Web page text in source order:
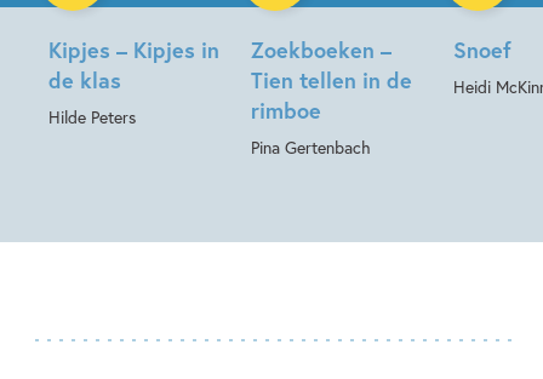
Kipjes – Kipjes in
de klas
Hilde Peters
Zoekboeken –
Tien tellen in de
rimboe
Pina Gertenbach
Snoef
Heidi